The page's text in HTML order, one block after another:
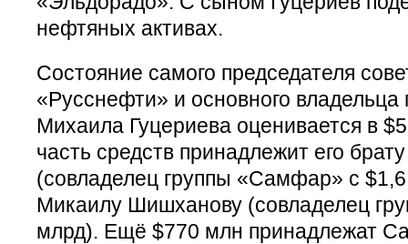
нефтяных активах.
Состояние самого председателя
«Русснефти» и основного
Михаила Гуцериева оценивается в
часть средств принадлежит его
(совладелец группы «Самфар» с
Микаилу Шишханову (совладелец
млрд). Ещё $770 млн принадлежат